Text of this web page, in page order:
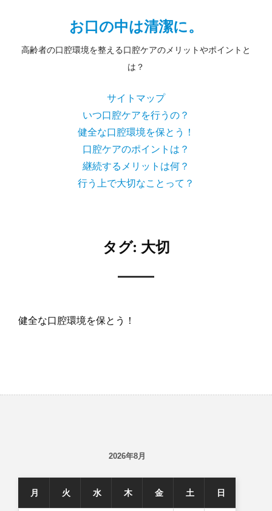
お口の中は清潔に。
高齢者の口腔環境を整える口腔ケアのメリットやポイントと
は？
サイトマップ
いつ口腔ケアを行うの？
健全な口腔環境を保とう！
口腔ケアのポイントは？
継続するメリットは何？
行う上で大切なことって？
タグ: 大切
健全な口腔環境を保とう！
2026年8月
月 火 水 木 金 土 日